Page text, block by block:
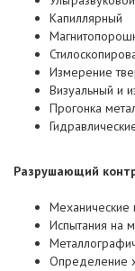
Капиллярный
Измерение
Визуальный и
Прогонка
Разрушающий
Механические
Испытания на
Определение